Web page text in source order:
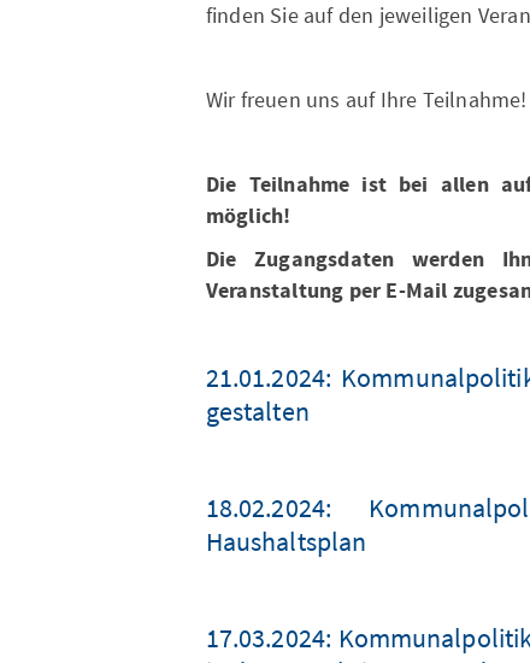
finden Sie auf den jeweiligen
Wir freuen uns auf Ihre Teilnahme!
Die Teilnahme ist bei allen
möglich!
Die Zugangsdaten werden
Veranstaltung per E-Mail
21.01.2024:
gestalten
18.02.2024:
Haushaltsplan
17.03.2024: